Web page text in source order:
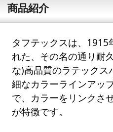
商品紹介
タフテックスは、1915
れた、その名の通り耐
な)高品質のラテックス
細なカラーラインアッ
で、カラーをリンクさ
が特徴です。